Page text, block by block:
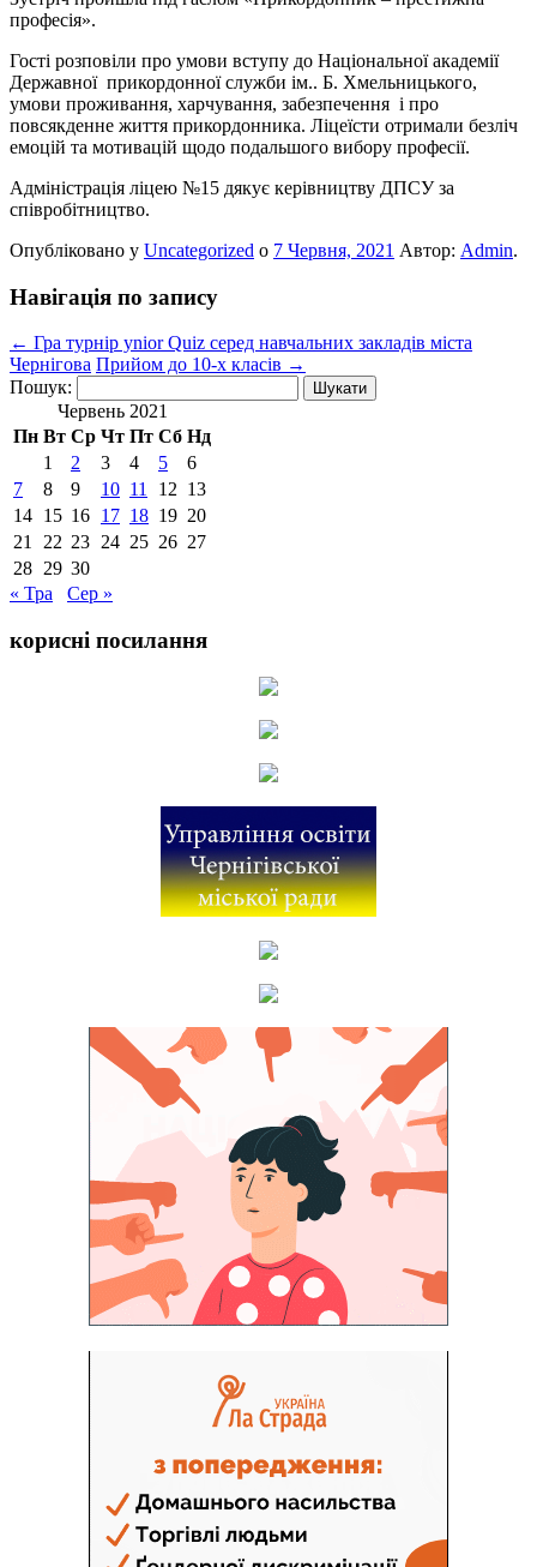
професія».
Гості розповіли про умови вступу до Національної академії
Державної прикордонної служби ім.. Б. Хмельницького,
умови проживання, харчування, забезпечення і про
повсякденне життя прикордонника. Ліцеїсти отримали безліч
емоцій та мотивацій щодо подальшого вибору професії.
Адміністрація ліцею №15 дякує керівництву ДПСУ за
співробітництво.
Опубліковано у Uncategorized о 7 Червня, 2021 Автор: Admin.
Навігація по запису
← Гра турнір ynior Quiz серед навчальних закладів міста
Чернігова Прийом до 10-х класів →
Пошук:
Червень 2021
Пн Вт Ср Чт Пт Сб Нд
1
2 3 4 5
6
7
8 9 10 11 12 13
14 15 16 17 18 19 20
21
22 23 24 25 26 27
28 29 30
« Тра
Сер »
корисні посилання